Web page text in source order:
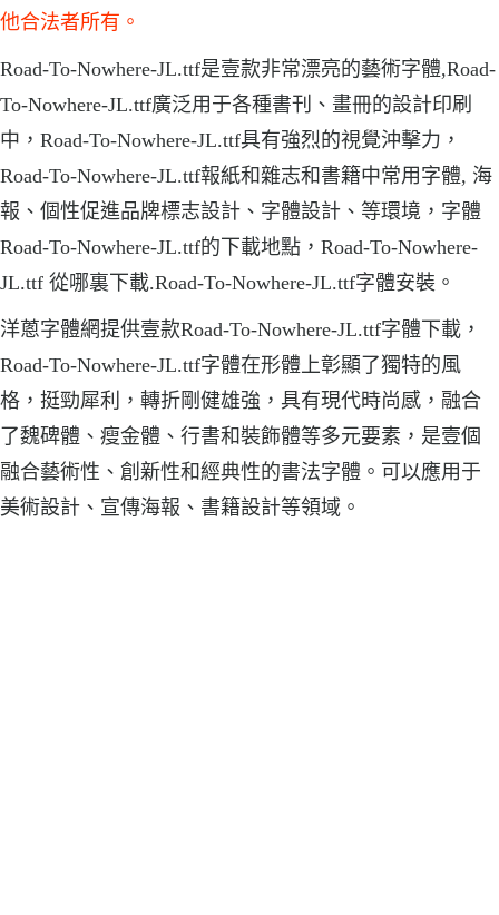
他合法者所有。
Road-To-Nowhere-JL.ttf是壹款非常漂亮的藝術字體,Road-
To-Nowhere-JL.ttf廣泛用于各種書刊、畫冊的設計印刷
中，Road-To-Nowhere-JL.ttf具有強烈的視覺沖擊力，
Road-To-Nowhere-JL.ttf報紙和雜志和書籍中常用字體, 海
報、個性促進品牌標志設計、字體設計、等環境，字體
Road-To-Nowhere-JL.ttf的下載地點，Road-To-Nowhere-
JL.ttf 從哪裏下載.Road-To-Nowhere-JL.ttf字體安裝。
洋蔥字體網提供壹款Road-To-Nowhere-JL.ttf字體下載，
Road-To-Nowhere-JL.ttf字體在形體上彰顯了獨特的風
格，挺勁犀利，轉折剛健雄強，具有現代時尚感，融合
了魏碑體、瘦金體、行書和裝飾體等多元要素，是壹個
融合藝術性、創新性和經典性的書法字體。可以應用于
美術設計、宣傳海報、書籍設計等領域。